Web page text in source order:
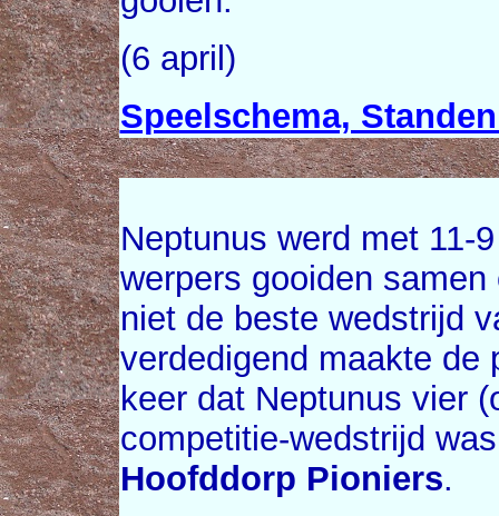
(6 april)
Speelschema,
Neptunus werd met 11-
werpers gooiden
niet de beste wedstrijd
verdedigend maakte de
keer dat Neptunus vier
competitie-wedstrijd
Hoofddorp Pioniers.